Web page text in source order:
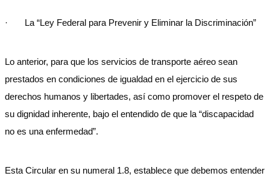
· La “Ley Federal para Prevenir y Eliminar la Discriminación”
Lo anterior, para que los servicios de transporte aéreo sean
prestados en condiciones de igualdad en el ejercicio de sus
derechos humanos y libertades, así como promover el respeto de
su dignidad inherente, bajo el entendido de que la “discapacidad
no es una enfermedad”.
Esta Circular en su numeral 1.8, establece que debemos entender